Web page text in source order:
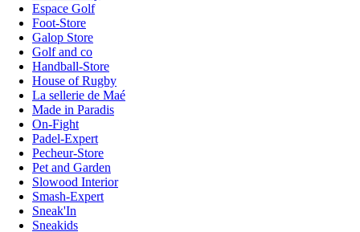
Espace Golf
Foot-Store
Galop Store
Golf and co
Handball-Store
House of Rugby
La sellerie de Maé
Made in Paradis
On-Fight
Padel-Expert
Pecheur-Store
Pet and Garden
Slowood Interior
Smash-Expert
Sneak'In
Sneakids